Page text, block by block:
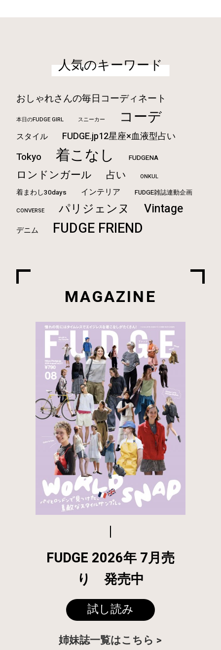
人気のキーワード
おしゃれさんの毎日コーディネート
本日のFUDGE GIRL スニーカー コーデ
スタイル FUDGE.jp12星座×血液型占い
Tokyo 着こなし FUDGENA
ロンドンガール 占い ONKUL
着まわし30days インテリア FUDGE雑誌連動企画
CONVERSE パリジェンヌ Vintage
デニム FUDGE FRIEND
MAGAZINE
FUDGE 2026年 7月売
り 発売中
試し読み
姉妹誌一覧はこちら